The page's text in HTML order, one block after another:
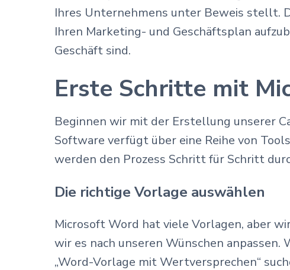
Ihres Unternehmens unter Beweis stellt.
Ihren Marketing- und Geschäftsplan
Geschäft sind.
Erste Schritte mit
Beginnen wir mit der Erstellung unserer
Software verfügt über eine Reihe von
werden den Prozess Schritt für Schritt
Die richtige Vorlage auswählen
Microsoft Word hat viele Vorlagen, aber
wir es nach unseren Wünschen
„Word-Vorlage mit Wertversprechen“